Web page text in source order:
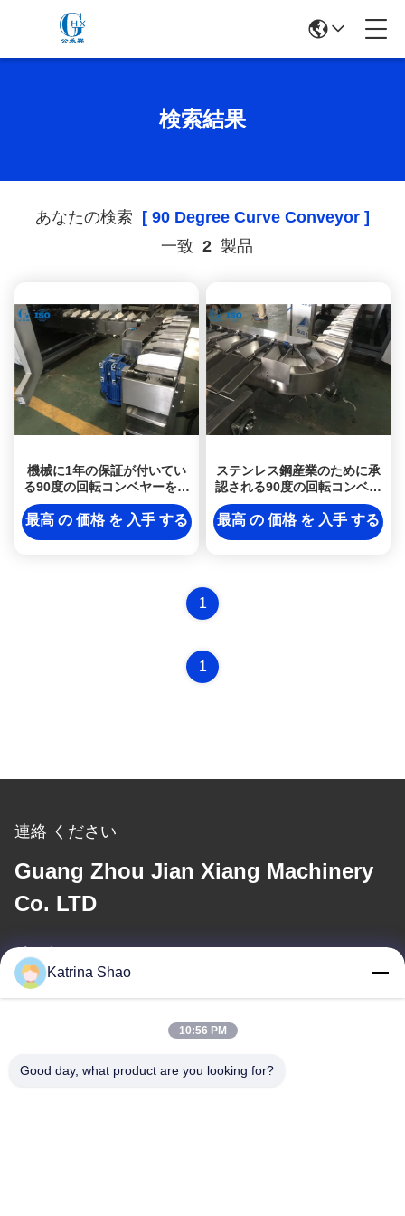
検索結果
あなたの検索 [ 90 Degree Curve Conveyor ]
一致 2 製品
機械に1年の保証が付いてい
る90度の回転コンベヤーをし
ているアイスクリーム・コー
ン
最高 の 価格 を 入手 する
ステンレス鋼産業のために承
認される90度の回転コンベヤ
ーISO
最高 の 価格 を 入手 する
1
1
連絡 ください
Guang Zhou Jian Xiang Machinery
Co. LTD
メール
Katrina Shao
10:56 PM
Good day, what product are you looking for?